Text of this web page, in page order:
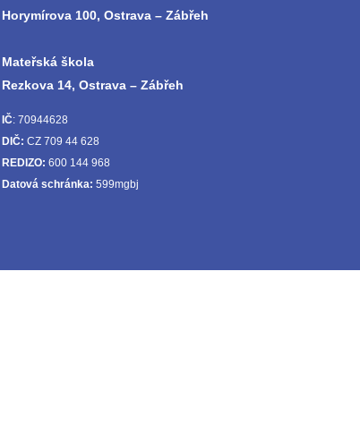
Horymírova 100, Ostrava – Zábřeh
Mateřská škola
Rezkova 14, Ostrava – Zábřeh
IČ: 70944628
DIČ: CZ 709 44 628
REDIZO: 600 144 968
Datová schránka: 599mgbj